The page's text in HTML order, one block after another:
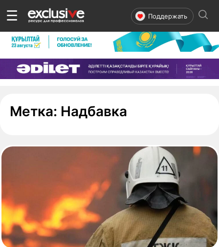
☰ Поддержать
Метка: Надбавка